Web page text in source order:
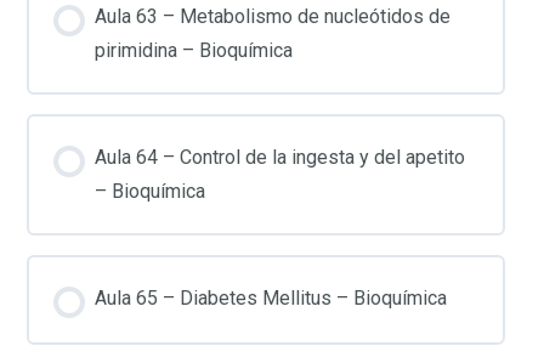
Aula 63 – Metabolismo de nucleótidos de
pirimidina – Bioquímica
Aula 64 – Control de la ingesta y del apetito
– Bioquímica
Aula 65 – Diabetes Mellitus – Bioquímica